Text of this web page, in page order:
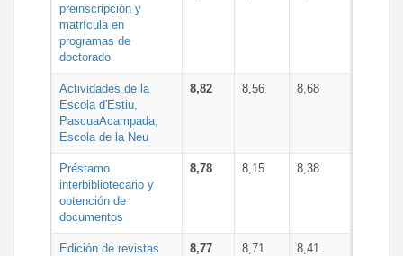
preinscripción y
matrícula en
programas de
doctorado
Actividades de la
Escola d'Estiu,
PascuaAcampada,
Escola de la Neu
8,82 8,56 8,68
Préstamo
interbibliotecario y
obtención de
documentos
8,78 8,15 8,38
Edición de revistas
8,77 8,71 8,41